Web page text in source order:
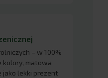
– w 100%
kolory, matowa
jako lekki prezent